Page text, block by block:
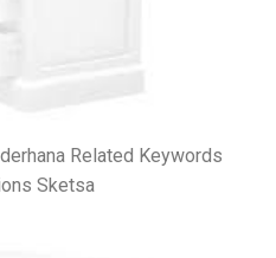
Related Keywords
Sketsa